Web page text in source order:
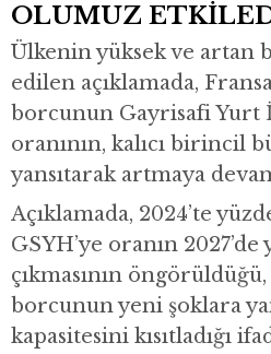
OLUMUZ
Ülkenin yüksek ve artan
edilen açıklamada,
borcunun Gayrisafi Yurt
oranının, kalıcı birincil
yansıtarak artmaya
Açıklamada, 2024’te
GSYH’ye oranın 2027’de
çıkmasının
borcunun yeni şoklara
kapasitesini kısıtladığı